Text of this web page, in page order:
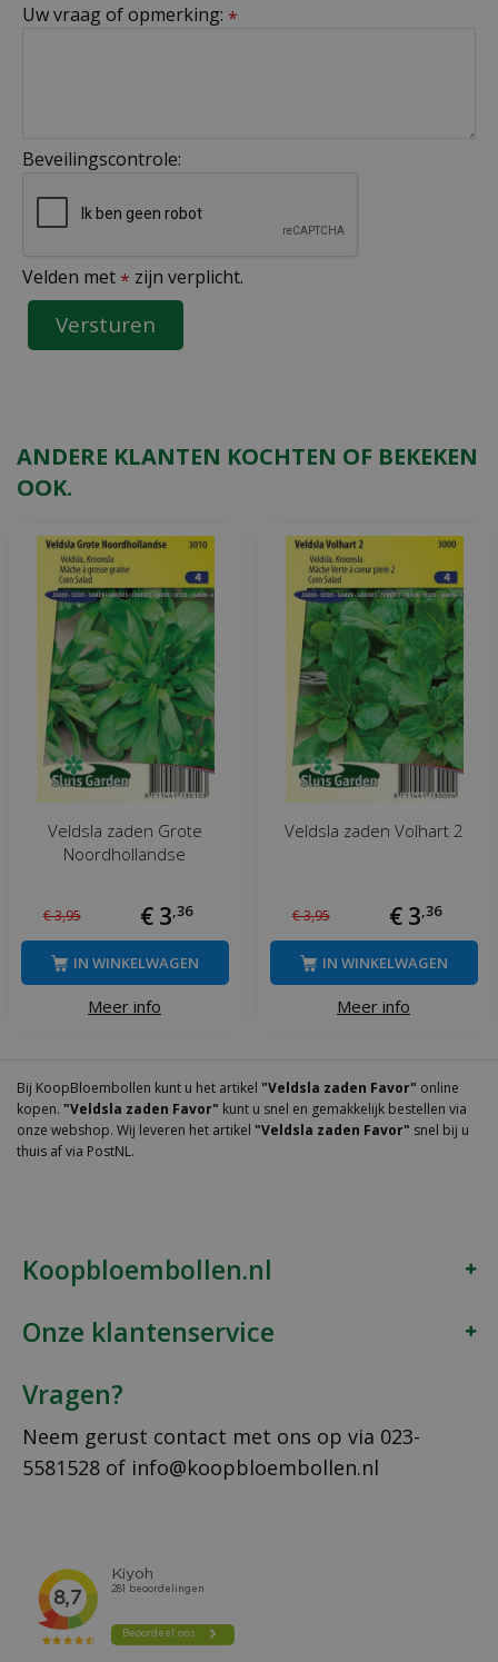
Uw vraag of opmerking: *
Beveilingscontrole:
Velden met * zijn verplicht.
ANDERE KLANTEN KOCHTEN OF BEKEKEN
OOK.
Veldsla zaden Grote
Noordhollandse
€3,95 € 3,36
Meer info
IN WINKELWAGEN
Veldsla zaden Volhart 2
€3,95 € 3,36
Meer info
IN WINKELWAGEN
Bij KoopBloembollen kunt u het artikel "Veldsla zaden Favor" online
kopen. "Veldsla zaden Favor" kunt u snel en gemakkelijk bestellen via
onze webshop. Wij leveren het artikel "Veldsla zaden Favor" snel bij u
thuis af via PostNL.
Koopbloembollen.nl
Onze klantenservice
Vragen?
Neem gerust contact met ons op via 023-
5581528 of info@koopbloembollen.nl